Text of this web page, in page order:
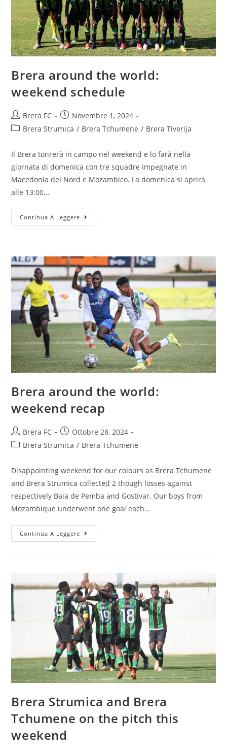
Brera around the world:
weekend schedule
Brera FC
Novembre 1, 2024
Brera Strumica / Brera Tchumene / Brera Tiverija
Il Brera tonrerà in campo nel weekend e lo farà nella
giornata di domenica con tre squadre impegnate in
Macedonia del Nord e Mozambico. La domenica si aprirà
alle 13:00…
Continua A Leggere
Brera around the world:
weekend recap
Brera FC
Ottobre 28, 2024
Brera Strumica / Brera Tchumene
Disappointing weekend for our colours as Brera Tchumene
and Brera Strumica collected 2 though losses against
respectively Baia de Pemba and Gostivar. Our boys from
Mozambique underwent one goal each…
Continua A Leggere
Brera Strumica and Brera
Tchumene on the pitch this
weekend